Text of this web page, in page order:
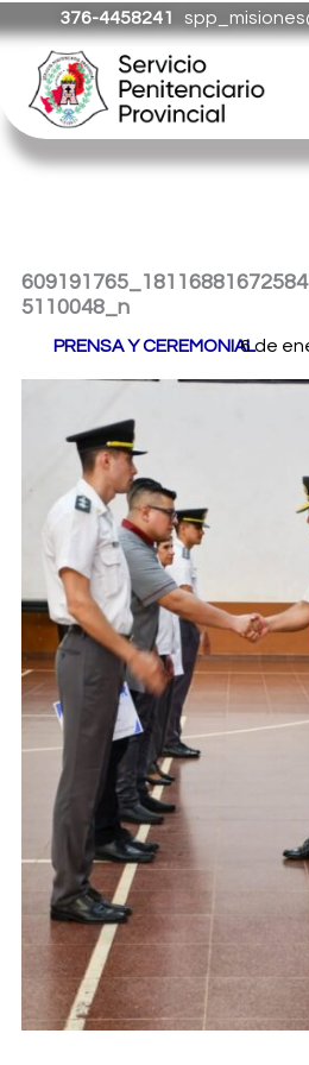
al
contenido
376-4458241
5110048_n
PRENSA Y CEREMONIAL/
6 de